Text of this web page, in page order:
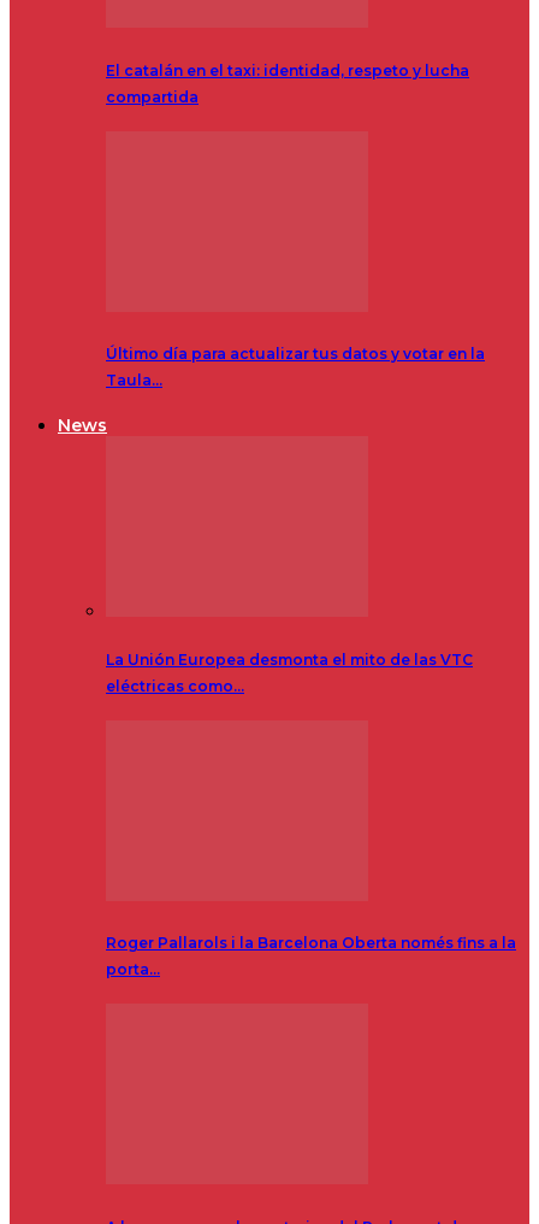
El catalán en el taxi: identidad, respeto y lucha
compartida
Último día para actualizar tus datos y votar en la
Taula…
News
La Unión Europea desmonta el mito de las VTC
eléctricas como…
Roger Pallarols i la Barcelona Oberta només fins a la
porta…